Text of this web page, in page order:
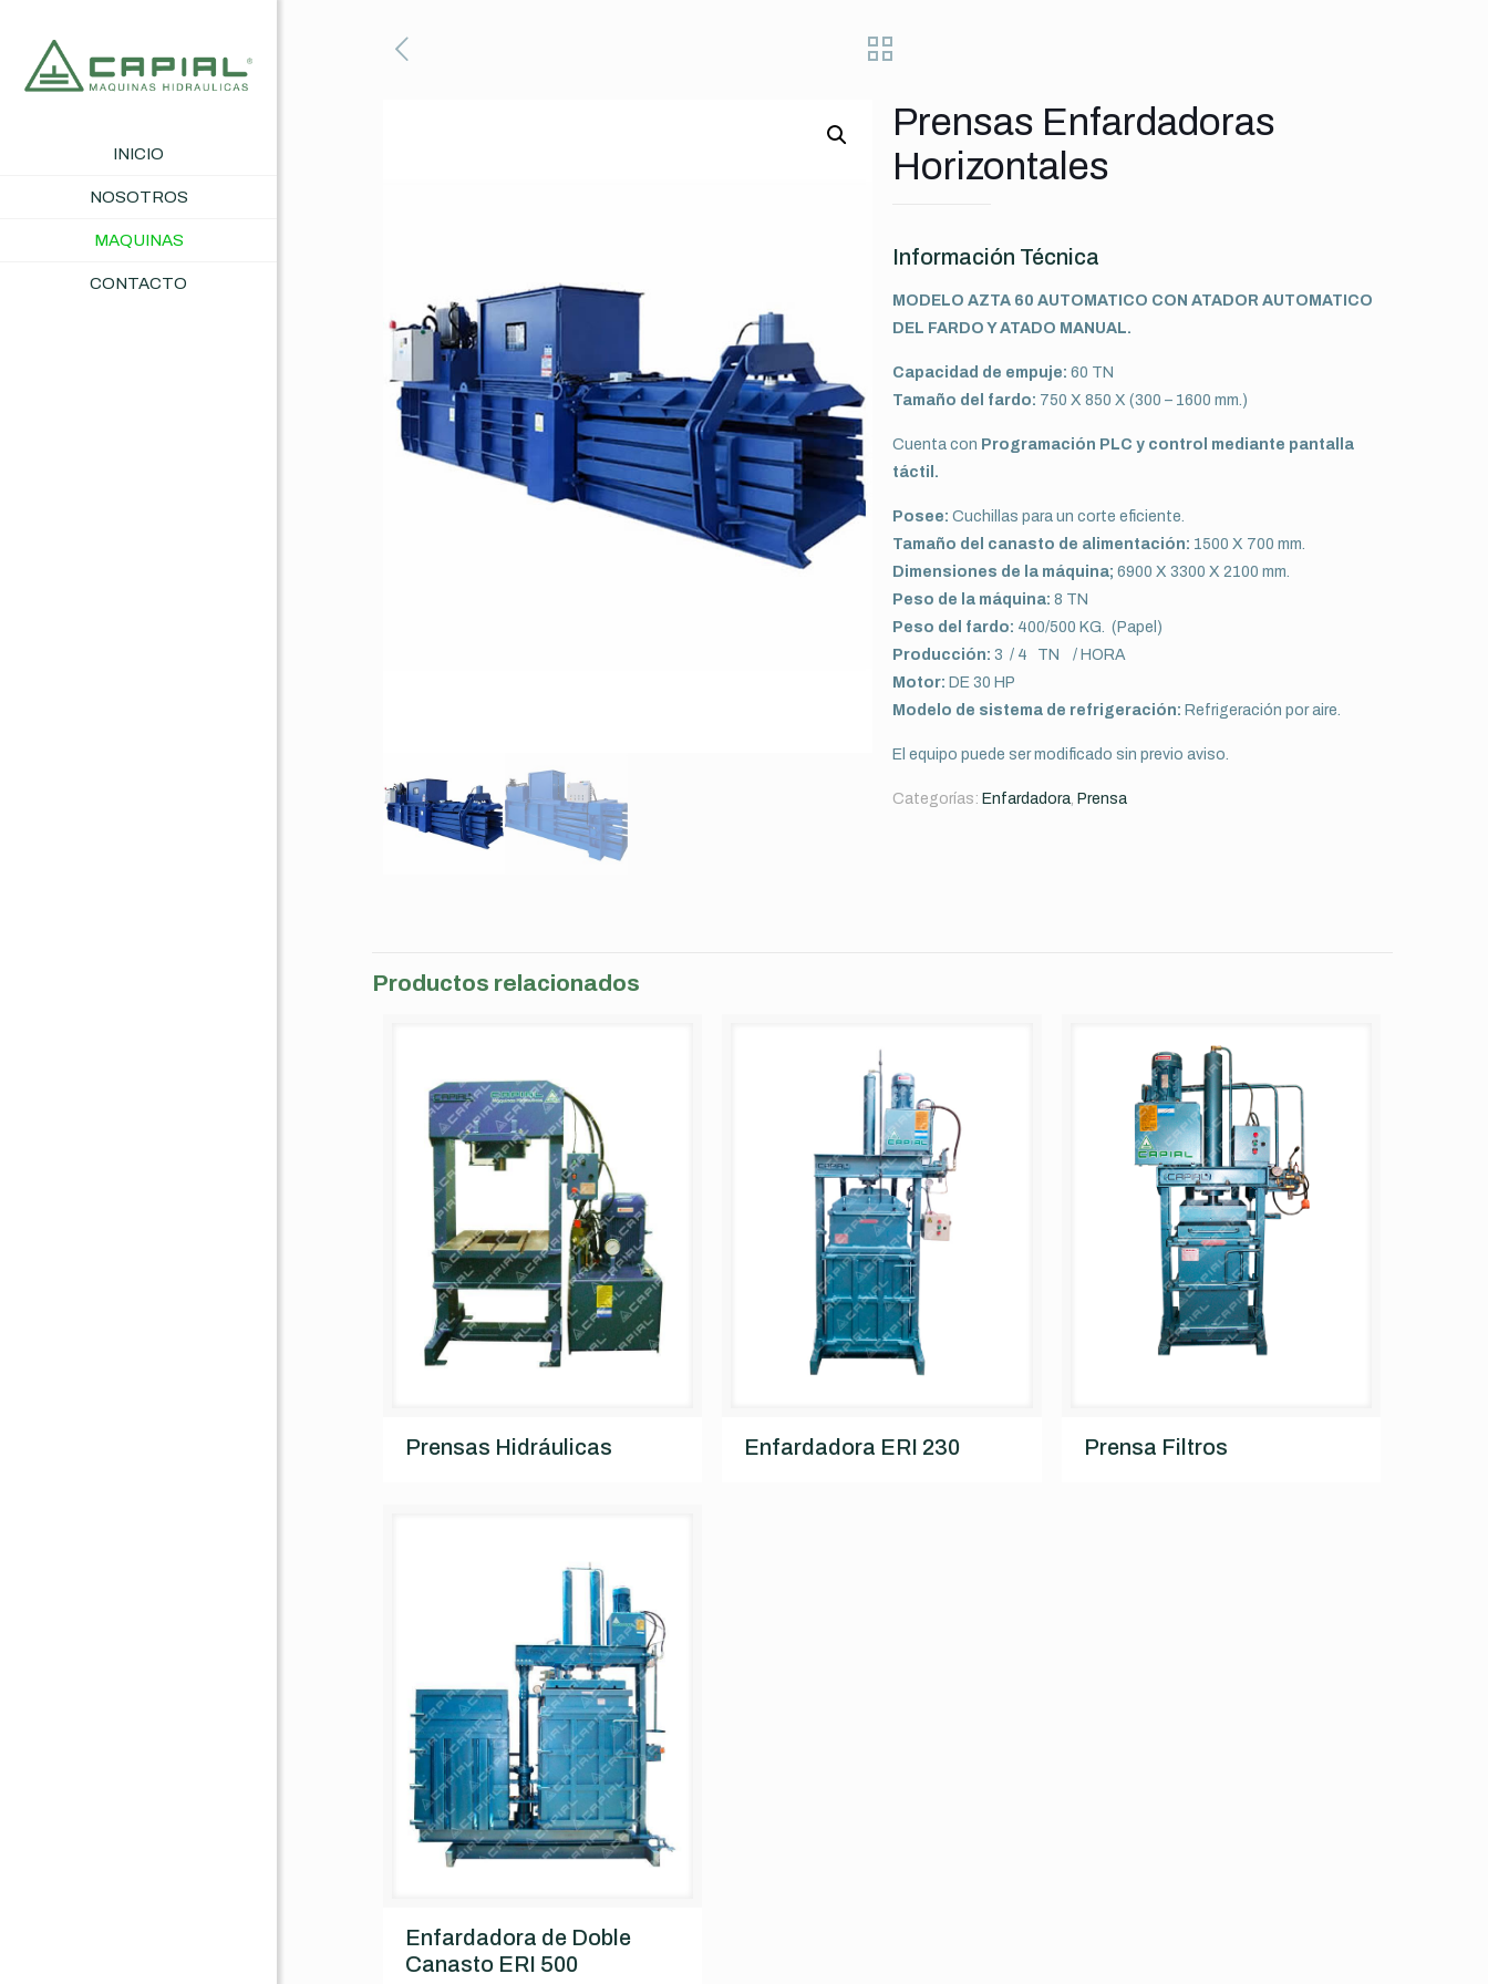
INICIO
NOSOTROS
MAQUINAS
CONTACTO
Prensas Enfardadoras
Horizontales
Información Técnica
MODELO AZTA 60 AUTOMATICO CON ATADOR AUTOMATICO
DEL FARDO Y ATADO MANUAL.
Capacidad de empuje: 60 TN
Tamaño del fardo: 750 X 850 X (300 – 1600 mm.)
Cuenta con Programación PLC y control mediante pantalla
táctil.
Posee: Cuchillas para un corte eficiente.
Tamaño del canasto de alimentación: 1500 X 700 mm.
Dimensiones de la máquina; 6900 X 3300 X 2100 mm.
Peso de la máquina: 8 TN
Peso del fardo: 400/500 KG. (Papel)
Producción: 3 / 4 TN / HORA
Motor: DE 30 HP
Modelo de sistema de refrigeración: Refrigeración por aire.
El equipo puede ser modificado sin previo aviso.
Categorías: Enfardadora, Prensa
Productos relacionados
Prensas Hidráulicas Enfardadora ERI 230 Prensa Filtros
Enfardadora de Doble
Canasto ERI 500